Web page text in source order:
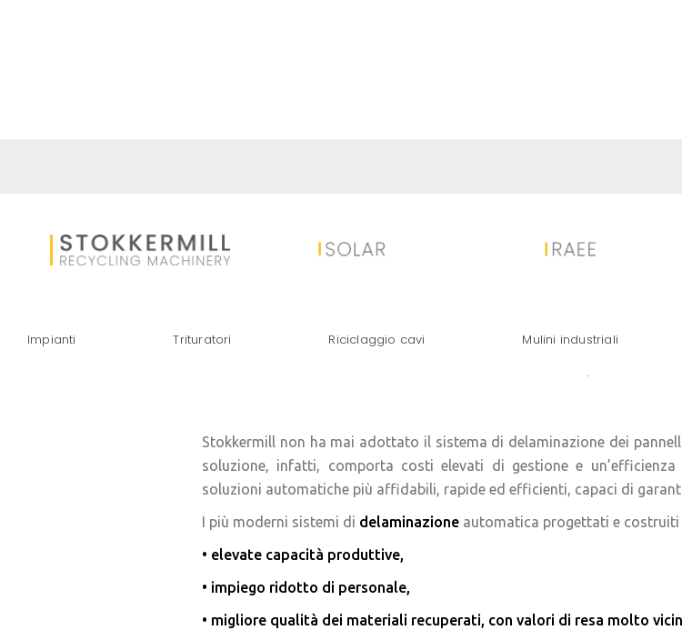
Impianti Trituratori Riciclaggio cavi Mulini industriali
Stokkermill non ha mai adottato il sistema di delaminazione dei
soluzione, infatti, comporta costi elevati di gestione e
soluzioni automatiche più affidabili, rapide ed efficienti, capaci di
I più moderni sistemi di delaminazione automatica progettati e costruiti
• elevate capacità produttive,
• impiego ridotto di personale,
• migliore qualità dei materiali recuperati, con valori di resa molto